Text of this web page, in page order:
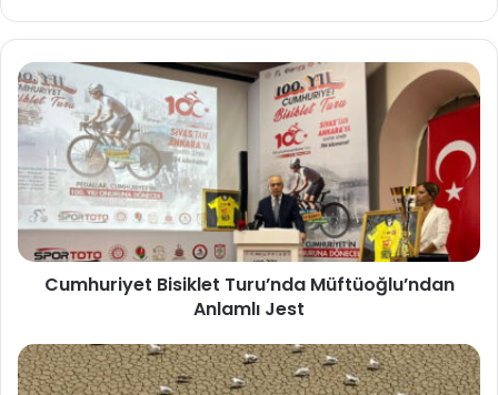
Cumhuriyet Bisiklet Turu’nda Müftüoğlu’ndan
Anlamlı Jest